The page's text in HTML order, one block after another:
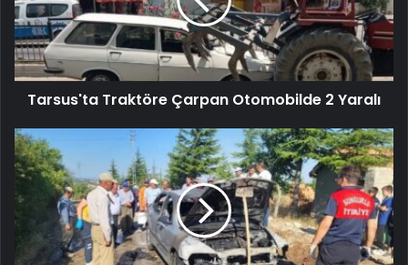
Tarsus'ta Traktöre Çarpan Otomobilde 2 Yaralı